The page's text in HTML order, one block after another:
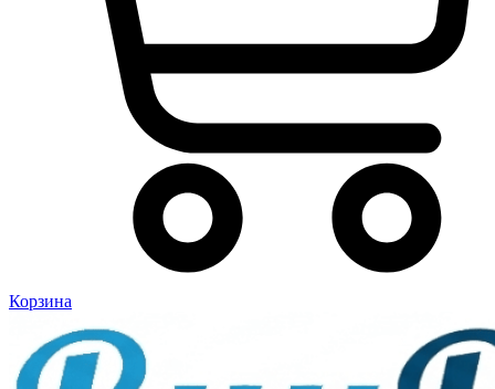
Корзина